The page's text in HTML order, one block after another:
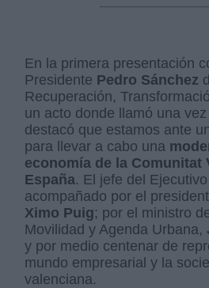
En la primera presentación
Presidente Pedro Sánchez
Recuperación,
un acto donde llamó una
destacó que estamos ante
para llevar a cabo una
economía de la Comunitat
España. El jefe del
acompañado por el
Ximo Puig; por el ministro
Movilidad y Agenda Urbana,
y por medio centenar de
mundo empresarial y la
valenciana.